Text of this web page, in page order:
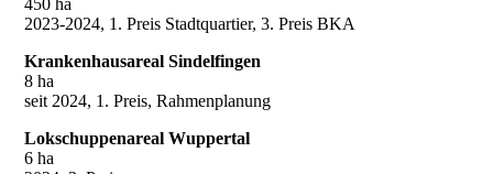
450 ha
2023-2024, 1. Preis Stadtquartier, 3. Preis BKA
Krankenhausareal Sindelfingen
8 ha
seit 2024, 1. Preis, Rahmenplanung
Lokschuppenareal Wuppertal
6 ha